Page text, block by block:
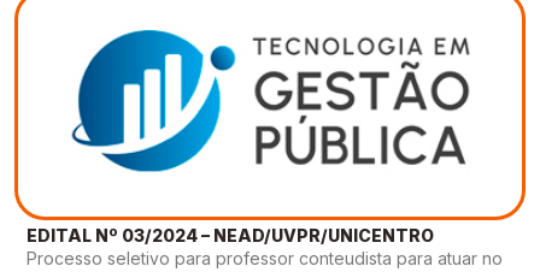
EDITAL Nº 03/2024 – NEAD/UVPR/UNICENTRO
Processo seletivo para professor conteudista para atuar no